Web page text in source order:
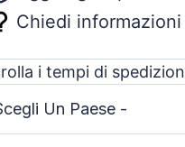
Chiedi
i tempi di
Un Paese -